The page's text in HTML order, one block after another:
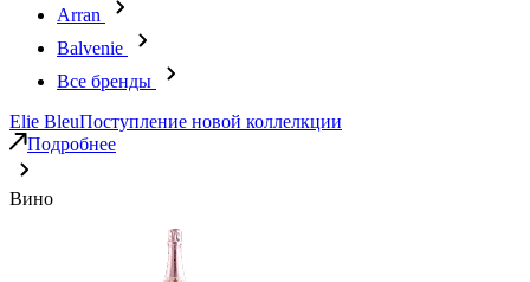
Arran
Balvenie
Все бренды
Elie BleuПоступление новой коллелкции
Подробнее
Вино